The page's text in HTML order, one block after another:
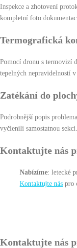
Inspekce a zhotovení
kompletní foto
Termografická
Pomocí dronu s termovizí
tepelných nepravidelností
Zatékání do
Podrobnější popis
vyčlenili samostatnou sekci.
Kontaktujte nás
Nabízíme: letecké
Kontaktujte nás pro
Kontaktujte nás